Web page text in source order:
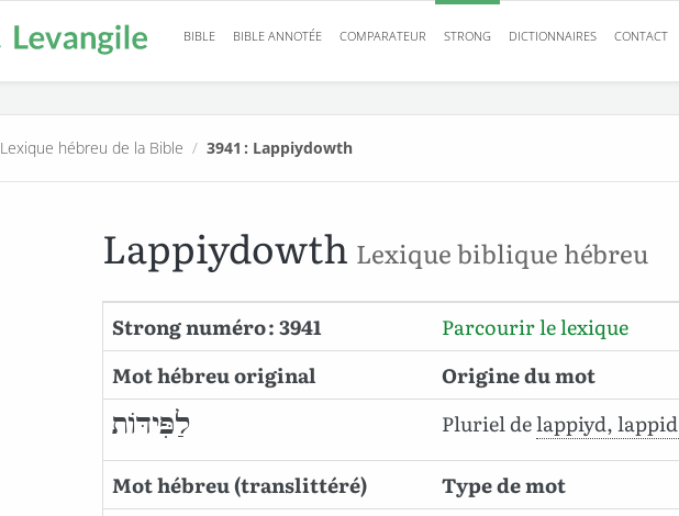
BIBLE BIBLE ANNOTÉE COMPARATEUR STRONG DICTIONNAIRES CONTACT
Lexique hébreu de la Bible / 3941 : Lappiydowth
Lappiydowth Lexique biblique hébreu
Strong numéro : 3941
Parcourir le lexique
Mot hébreu original
Origine du mot
לַפִּידּוֹת Pluriel delappiyd, lappid
Mot hébreu (translittéré)
Type de mot